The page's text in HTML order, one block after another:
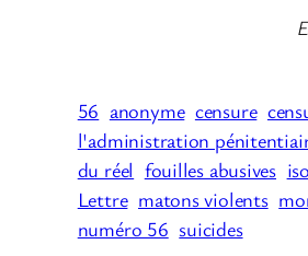
56 anonyme censure
l'administration
du réel fouilles abusives
Lettre matons violents
numéro 56 suicides